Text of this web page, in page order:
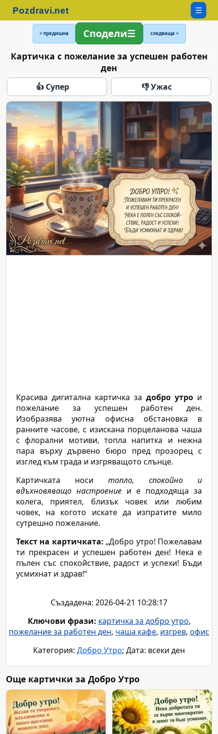
☰
< предишна Сподели следваща >
Картичка с пожелание за успешен работен
ден
👍 Супер 👎 Ужас
Красива дигитална картичка за добро утро и
пожелание за успешен работен ден.
Изобразява уютна офисна обстановка в
ранните часове, с изискана порцеланова чаша
с флорални мотиви, топла напитка и нежна
пара върху дървено бюро пред прозорец с
изглед към града и изгряващото слънце.
Картичката носи топло, спокойно и
вдъхновяващо настроение и е подходяща за
колега, приятел, близък човек или любим
човек, на когото искате да изпратите мило
сутрешно пожелание.
Текст на картичката: „Добро утро! Пожелавам
ти прекрасен и успешен работен ден! Нека е
пълен със спокойствие, радост и успехи! Бъди
усмихнат и здрав!“
Създадена: 2026-04-21 10:28:17
Ключови фрази: картичка за добро утро,
пожелание за работен ден, чаша кафе, изгрев, офис
Категория: Добро Утро; Дата: всеки ден
Още картички за Добро Утро